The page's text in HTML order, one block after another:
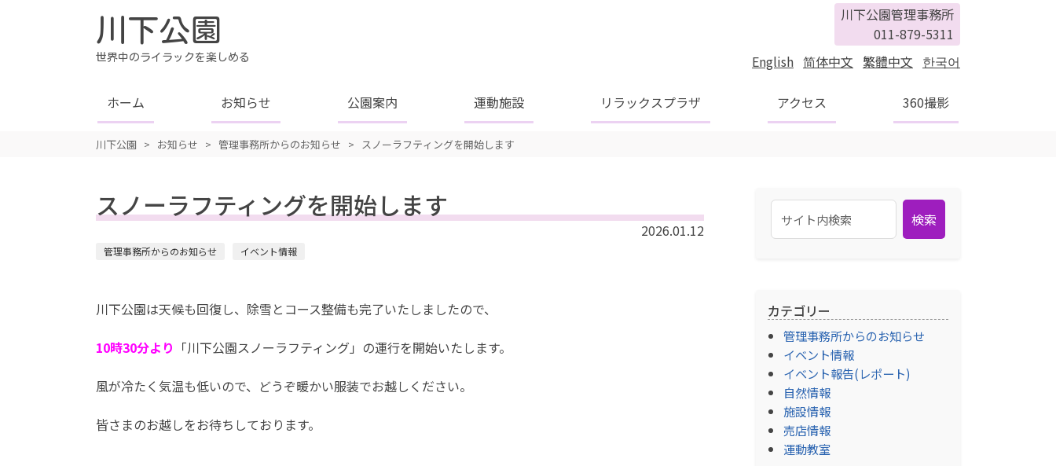
川下公園
世界中のライラックを楽しめる
川下公園管理事務所
011-879-5311
English 简体中文 繁體中文 한국어
ホーム お知らせ 公園案内 運動施設 リラックスプラザ アクセス 360撮影
川下公園 > お知らせ > 管理事務所からのお知らせ > スノーラフティングを開始します
スノーラフティングを開始します
2026.01.12
管理事務所からのお知らせ イベント情報
川下公園は天候も回復し、除雪とコース整備も完了いたしましたので、
10時30分より 「川下公園スノーラフティング」の運行を開始いたします。
風が冷たく気温も低いので、どうぞ暖かい服装でお越しください。
皆さまのお越しをお待ちしております。
検索
カテゴリー
管理事務所からのお知らせ
イベント情報
イベント報告(レポート)
自然情報
施設情報
売店情報
運動教室